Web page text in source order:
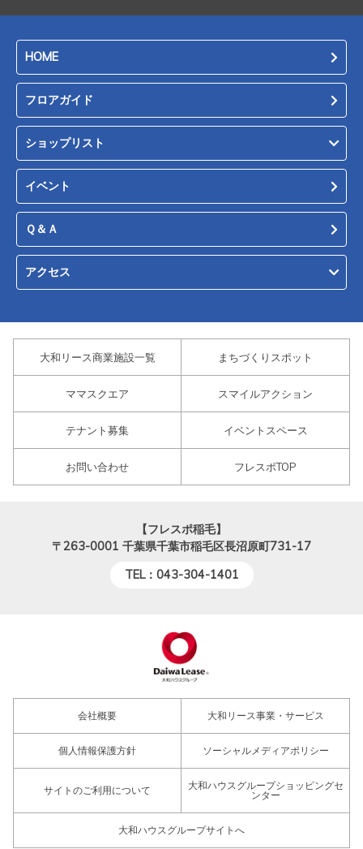
HOME
フロアガイド
ショップリスト
イベント
Ｑ＆Ａ
アクセス
大和リース商業施設一覧 まちづくりスポット
ママスクエア スマイルアクション
テナント募集 イベントスペース
お問い合わせ フレスポTOP
【フレスポ稲毛】
〒263-0001 千葉県千葉市稲毛区長沼原町731-17
TEL：043-304-1401
会社概要 大和リース事業・サービス
個人情報保護方針 ソーシャルメディアポリシー
サイトのご利用について
大和ハウスグループショッピングセ
ンター
大和ハウスグループサイトへ